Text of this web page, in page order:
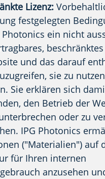
Lizenz:
festgelegten
Photonics ein nicht
und das darauf
sie zu
Sie erklären sich
den Betrieb der
oder zu
IPG Photonics
("Materialien") auf
für Ihren internen
anzusehen